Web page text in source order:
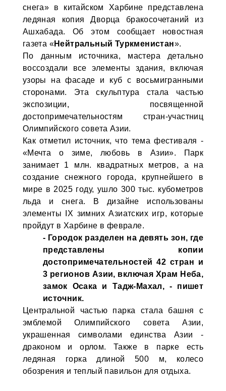
снега» в китайском Харбине представлена
ледяная копия Дворца бракосочетаний из
Ашхабада. Об этом сообщает новостная
газета «Нейтральный Туркменистан».
По данным источника, мастера детально
воссоздали все элементы здания, включая
узоры на фасаде и куб с восьмигранными
сторонами. Эта скульптура стала частью
экспозиции, посвященной
достопримечательностям стран-участниц
Олимпийского совета Азии.
Как отметил источник, что тема фестиваля -
«Мечта о зиме, любовь в Азии». Парк
занимает 1 млн. квадратных метров, а на
создание снежного города, крупнейшего в
мире в 2025 году, ушло 300 тыс. кубометров
льда и снега. В дизайне использованы
элементы IX зимних Азиатских игр, которые
пройдут в Харбине в феврале.
- Городок разделен на девять зон, где
представлены копии
достопримечательностей 42 стран и
3 регионов Азии, включая Храм Неба,
замок Осака и Тадж-Махал, - пишет
источник.
Центральной частью парка стала башня с
эмблемой Олимпийского совета Азии,
украшенная символами единства Азии -
драконом и орлом. Также в парке есть
ледяная горка длиной 500 м, колесо
обозрения и теплый павильон для отдыха.